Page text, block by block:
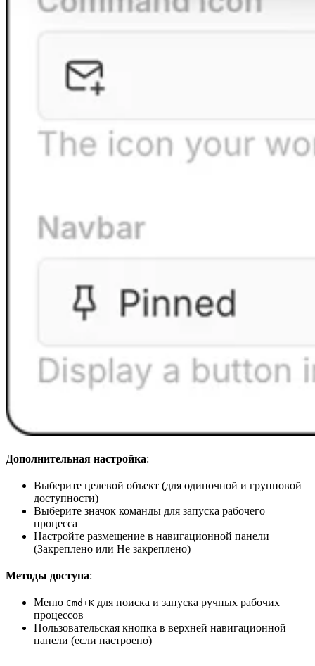
Дополнительная настройка:
Выберите целевой объект (для одиночной и групповой
доступности)
Выберите значок команды для запуска рабочего
процесса
Настройте размещение в навигационной панели
(Закреплено или Не закреплено)
Методы доступа:
Меню Cmd+K для поиска и запуска ручных рабочих
процессов
Пользовательская кнопка в верхней навигационной
панели (если настроено)